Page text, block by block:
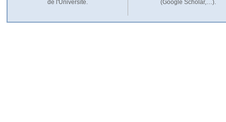
de l'Université.
(Google Scholar,…).